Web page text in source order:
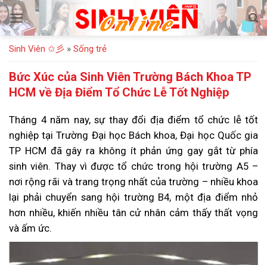
Bỏ
qua
nội
dung
Sinh Viên ✩彡 » Sống trẻ
Bức Xúc của Sinh Viên Trường Bách Khoa TP
HCM về Địa Điểm Tổ Chức Lễ Tốt Nghiệp
Tháng 4 năm nay, sự thay đổi địa điểm tổ chức lễ tốt
nghiệp tại Trường Đại học Bách khoa, Đại học Quốc gia
TP HCM đã gây ra không ít phản ứng gay gắt từ phía
sinh viên. Thay vì được tổ chức trong hội trường A5 –
nơi rộng rãi và trang trọng nhất của trường – nhiều khoa
lại phải chuyển sang hội trường B4, một địa điểm nhỏ
hơn nhiều, khiến nhiều tân cử nhân cảm thấy thất vọng
và ấm ức.